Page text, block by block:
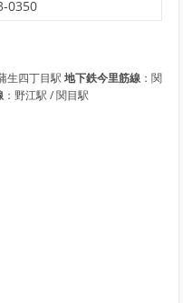
0350
生四丁目駅 地下鉄今里筋線：関
：野江駅 / 関目駅